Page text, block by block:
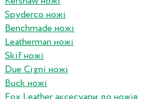
Spyderco ножі
Benchmade ножі
Leatherman ножі
Skif ножі
Due Cigni ножі
Buck ножі